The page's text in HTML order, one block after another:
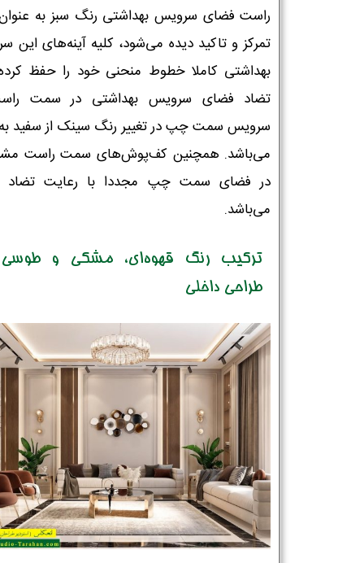
راست فضای سرویس‌ بهداشتی رنگ سبز به
تمرکز و تاکید دیده می‌شود، کلیه آینه‌های این
بهداشتی کاملا خطوط منحنی خود را حفظ
تضاد فضای سرویس بهداشتی در سمت
سرویس سمت چپ در تغییر رنگ سینک از سفید
می‌باشد. همچنین کف‌پوش‌های سمت راست
در فضای سمت چپ مجددا با رعایت تضاد
می‌باشد.
ترکیب رنگ قهوه‌ای، مشکی و
طراحی داخلی
شماره واتس‌اپ : *